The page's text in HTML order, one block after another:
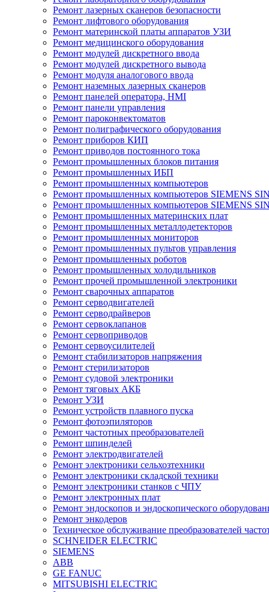
Ремонт лазерных сканеров безопасности
Ремонт лифтового оборудования
Ремонт материнской платы аппаратов УЗИ
Ремонт медицинского оборудования
Ремонт модулей дискретного ввода
Ремонт модулей дискретного вывода
Ремонт модуля аналогового ввода
Ремонт наземных лазерных сканеров
Ремонт панелей оператора, HMI
Ремонт панели управления
Ремонт пароконвектоматов
Ремонт полиграфического оборудования
Ремонт приборов КИП
Ремонт приводов постоянного тока
Ремонт промышленных блоков питания
Ремонт промышленных ИБП
Ремонт промышленных компьютеров
Ремонт промышленных компьютеров SIEMENS
Ремонт промышленных компьютеров SIEMENS
Ремонт промышленных материнских плат
Ремонт промышленных металлодетекторов
Ремонт промышленных мониторов
Ремонт промышленных пультов управления
Ремонт промышленных роботов
Ремонт промышленных холодильников
Ремонт прочей промышленной электроники
Ремонт сварочных аппаратов
Ремонт серводвигателей
Ремонт серводрайверов
Ремонт сервоклапанов
Ремонт сервоприводов
Ремонт сервоусилителей
Ремонт стабилизаторов напряжения
Ремонт стерилизаторов
Ремонт судовой электроники
Ремонт тяговых АКБ
Ремонт УЗИ
Ремонт устройств плавного пуска
Ремонт фотоэпиляторов
Ремонт частотных преобразователей
Ремонт шпинделей
Ремонт электродвигателей
Ремонт электроники сельхозтехники
Ремонт электроники складской техники
Ремонт электроники станков с ЧПУ
Ремонт электронных плат
Ремонт эндоскопов и эндоскопического
Ремонт энкодеров
Техническое обслуживание преобразователей
SCHNEIDER ELECTRIC
SIEMENS
ABB
GE FANUC
MITSUBISHI ELECTRIC